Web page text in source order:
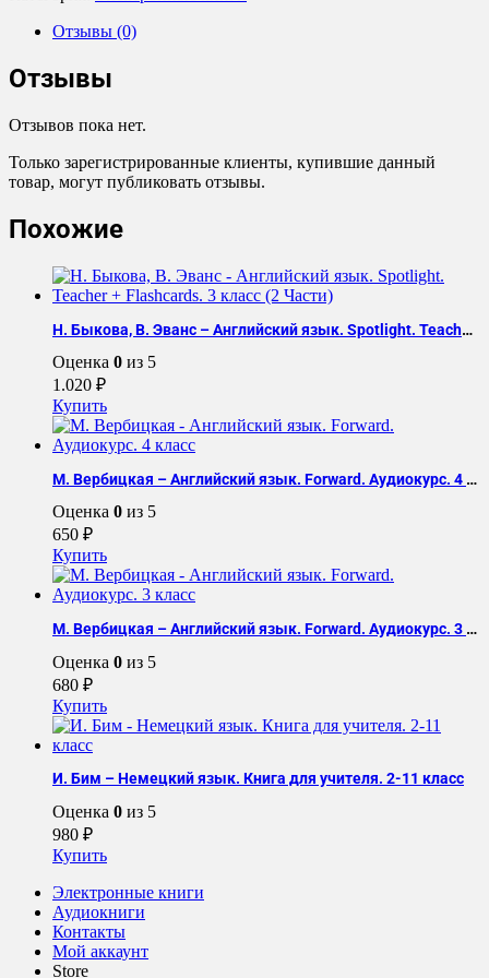
китайский
тематический
словарь.
слов
Отзывы (0)
Отзывы
Отзывов пока нет.
Только зарегистрированные клиенты, купившие данный
товар, могут публиковать отзывы.
Похожие
Н. Быкова, В. Эванс – Английский язык. Spotlight. Teacher + Flashcards. 3 класс (2 Части)
Оценка 0 из 5
1.020 ₽
Купить
М. Вербицкая – Английский язык. Forward. Аудиокурс. 4 класс
Оценка 0 из 5
650 ₽
Купить
М. Вербицкая – Английский язык. Forward. Аудиокурс. 3 класс
Оценка 0 из 5
680 ₽
Купить
И. Бим – Немецкий язык. Книга для учителя. 2-11 класс
Оценка 0 из 5
980 ₽
Купить
Электронные книги
Аудиокниги
Контакты
Мой аккаунт
Store